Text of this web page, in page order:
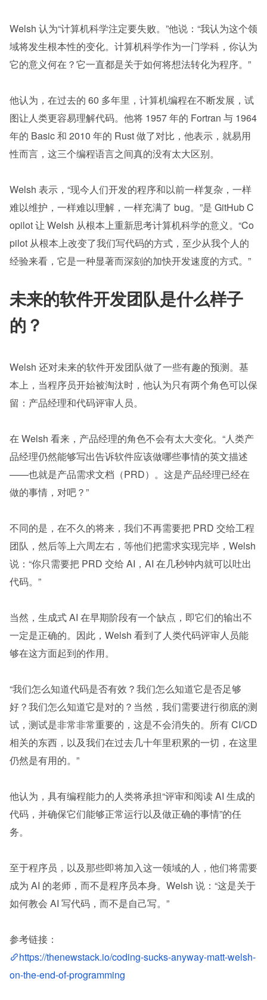
Welsh 认为“计算机科学注定要失败。”他说：“我认为这个领
域将发生根本性的变化。计算机科学作为一门学科，你认为
它的意义何在？它一直都是关于如何将想法转化为程序。”
他认为，在过去的 60 多年里，计算机编程在不断发展，试
图让人类更容易理解代码。他将 1957 年的 Fortran 与 1964
年的 Basic 和 2010 年的 Rust 做了对比，他表示，就易用
性而言，这三个编程语言之间真的没有太大区别。
Welsh 表示，“现今人们开发的程序和以前一样复杂，一样
难以维护，一样难以理解，一样充满了 bug。”是 GitHub C
opilot 让 Welsh 从根本上重新思考计算机科学的意义。“Co
pilot 从根本上改变了我们写代码的方式，至少从我个人的
经验来看，它是一种显著而深刻的加快开发速度的方式。”
未来的软件开发团队是什么样子
的？
Welsh 还对未来的软件开发团队做了一些有趣的预测。基
本上，当程序员开始被淘汰时，他认为只有两个角色可以保
留：产品经理和代码评审人员。
在 Welsh 看来，产品经理的角色不会有太大变化。“人类产
品经理仍然能够写出告诉软件应该做哪些事情的英文描述
——也就是产品需求文档（PRD）。这是产品经理已经在
做的事情，对吧？”
不同的是，在不久的将来，我们不再需要把 PRD 交给工程
团队，然后等上六周左右，等他们把需求实现完毕，Welsh
说：“你只需要把 PRD 交给 AI，AI 在几秒钟内就可以吐出
代码。”
当然，生成式 AI 在早期阶段有一个缺点，即它们的输出不
一定是正确的。因此，Welsh 看到了人类代码评审人员能
够在这方面起到的作用。
“我们怎么知道代码是否有效？我们怎么知道它是否足够
好？我们怎么知道它是对的？当然，我们需要进行彻底的测
试，测试是非常非常重要的，这是不会消失的。所有 CI/CD
相关的东西，以及我们在过去几十年里积累的一切，在这里
仍然是有用的。”
他认为，具有编程能力的人类将承担“评审和阅读 AI 生成的
代码，并确保它们能够正常运行以及做正确的事情”的任
务。
至于程序员，以及那些即将加入这一领域的人，他们将需要
成为 AI 的老师，而不是程序员本身。Welsh 说：“这是关于
如何教会 AI 写代码，而不是自己写。”
参考链接：
https://thenewstack.io/coding-sucks-anyway-matt-welsh-
on-the-end-of-programming